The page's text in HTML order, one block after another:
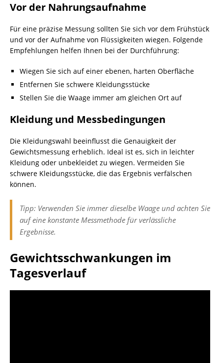
Vor der Nahrungsaufnahme
Für eine präzise Messung sollten Sie sich vor dem Frühstück
und vor der Aufnahme von Flüssigkeiten wiegen. Folgende
Empfehlungen helfen Ihnen bei der Durchführung:
Wiegen Sie sich auf einer ebenen, harten Oberfläche
Entfernen Sie schwere Kleidungsstücke
Stellen Sie die Waage immer am gleichen Ort auf
Kleidung und Messbedingungen
Die Kleidungswahl beeinflusst die Genauigkeit der
Gewichtsmessung erheblich. Ideal ist es, sich in leichter
Kleidung oder unbekleidet zu wiegen. Vermeiden Sie
schwere Kleidungsstücke, die das Ergebnis verfälschen
können.
Tipp: Verwenden Sie immer dieselbe Waage und achten Sie
auf eine konstante Messmethode für verlässliche
Ergebnisse.
Gewichtsschwankungen im
Tagesverlauf